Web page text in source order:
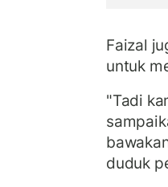
Faizal
untuk
"Tadi
duduk